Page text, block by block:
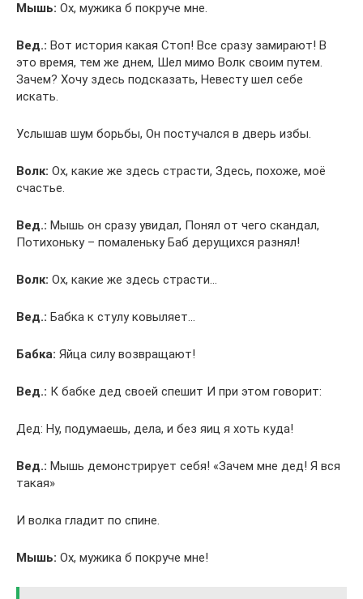
Мышь: Ох, мужика б покруче мне.
Вед.: Вот история какая Стоп! Все сразу замирают! В
это время, тем же днем, Шел мимо Волк своим путем.
Зачем? Хочу здесь подсказать, Невесту шел себе
искать.
Услышав шум борьбы, Он постучался в дверь избы.
Волк: Ох, какие же здесь страсти, Здесь, похоже, моё
счастье.
Вед.: Мышь он сразу увидал, Понял от чего скандал,
Потихоньку – помаленьку Баб дерущихся разнял!
Волк: Ох, какие же здесь страсти…
Вед.: Бабка к стулу ковыляет…
Бабка: Яйца силу возвращают!
Вед.: К бабке дед своей спешит И при этом говорит:
Дед: Ну, подумаешь, дела, и без яиц я хоть куда!
Вед.: Мышь демонстрирует себя! «Зачем мне дед! Я вся
такая»
И волка гладит по спине.
Мышь: Ох, мужика б покруче мне!